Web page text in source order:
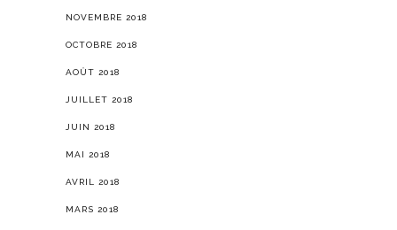
NOVEMBRE 2018
OCTOBRE 2018
AOÛT 2018
JUILLET 2018
JUIN 2018
MAI 2018
AVRIL 2018
MARS 2018